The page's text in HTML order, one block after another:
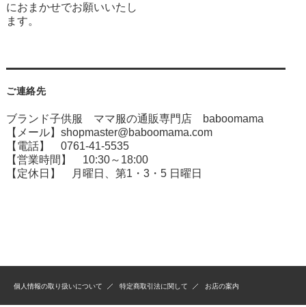
におまかせでお願いいたし
ます。
ご連絡先
ブランド子供服 ママ服の通販専門店 baboomama
【メール】shopmaster@baboomama.com
【電話】 0761-41-5535
【営業時間】 10:30～18:00
【定休日】 月曜日、第1・3・5 日曜日
個人情報の取り扱いについて 特定商取引法に関して お店の案内